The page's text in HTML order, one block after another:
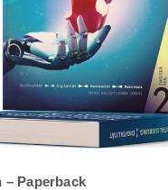
– Paperback